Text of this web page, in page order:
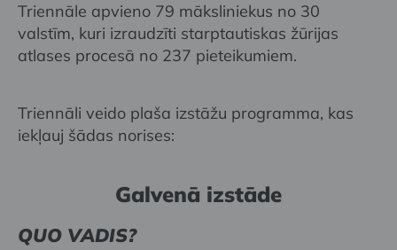
Triennāle apvieno 79 māksliniekus no 30
valstīm, kuri izraudzīti starptautiskas žūrijas
atlases procesā no 237 pieteikumiem.
Triennāli veido plaša izstāžu programma, kas
iekļauj šādas norises:
Galvenā izstāde
QUO VADIS?